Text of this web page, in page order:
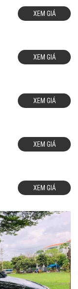
XEM GIÁ
XEM GIÁ
XEM GIÁ
XEM GIÁ
XEM GIÁ